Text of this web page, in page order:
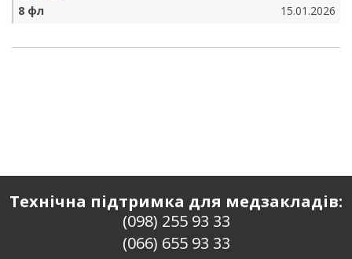
8 фл
15.01.2026
Технічна підтримка для медзакладів:
(098) 255 93 33
(066) 655 93 33